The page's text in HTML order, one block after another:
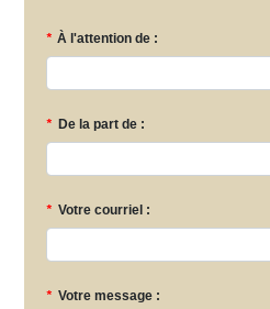
* À l'attention de :
* De la part de :
* Votre courriel :
* Votre message :